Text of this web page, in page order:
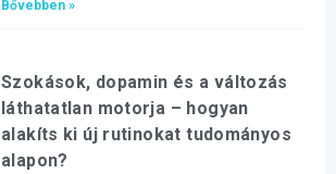
Bővebben »
Szokások, dopamin és a változás
láthatatlan motorja – hogyan
alakíts ki új rutinokat tudományos
alapon?